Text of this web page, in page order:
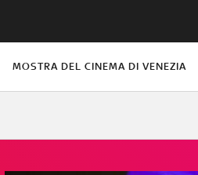
MOSTRA DEL CINEMA DI VENEZIA